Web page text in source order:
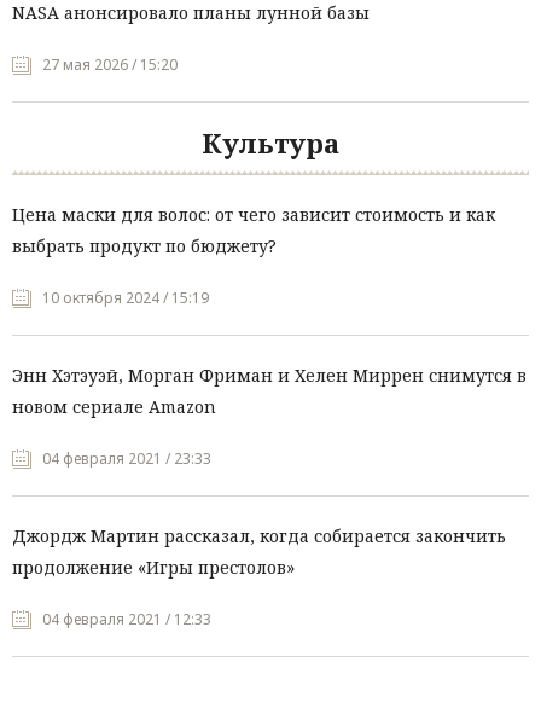
NASA анонсировало планы лунной базы
27 мая 2026 / 15:20
Культура
Цена маски для волос: от чего зависит стоимость и как
выбрать продукт по бюджету?
10 октября 2024 / 15:19
Энн Хэтэуэй, Морган Фриман и Хелен Миррен снимутся в
новом сериале Amazon
04 февраля 2021 / 23:33
Джордж Мартин рассказал, когда собирается закончить
продолжение «Игры престолов»
04 февраля 2021 / 12:33